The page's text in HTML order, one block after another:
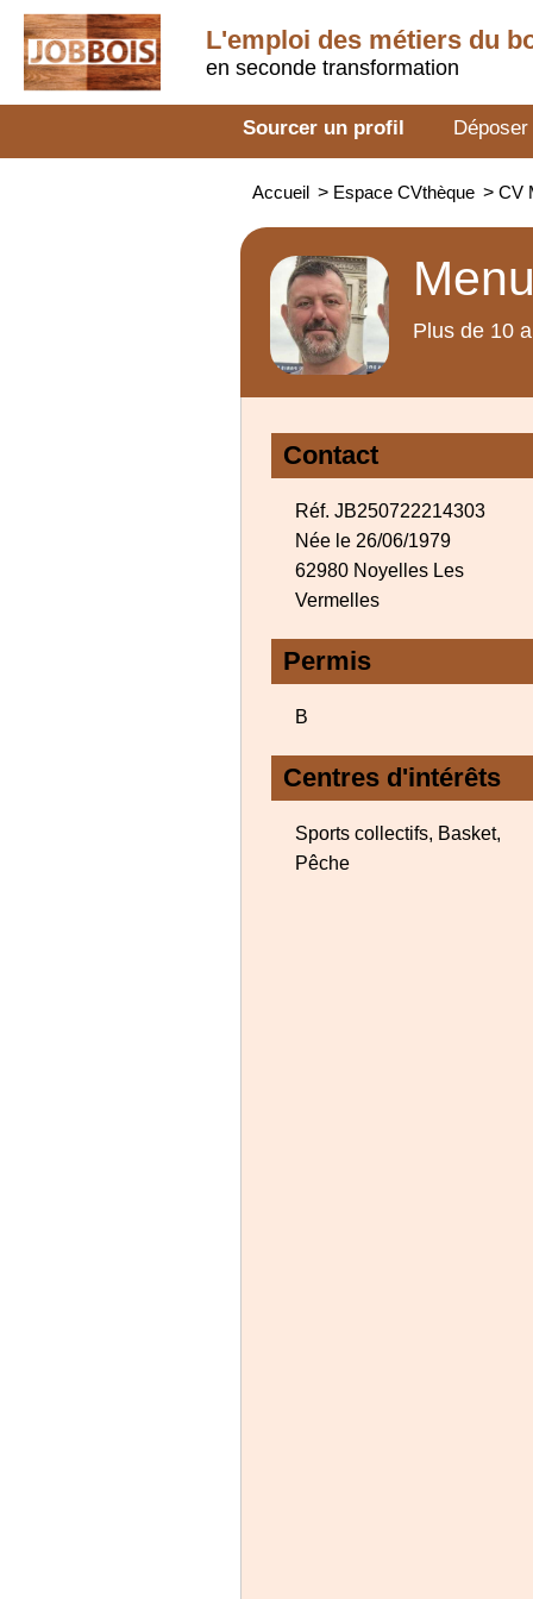
L'emploi des métiers du
en seconde transformation
Sourcer un profil
Accueil > Espace CVthèque > CV
Plus de 10
Contact
Réf. JB250722214303
Née le 26/06/1979
62980 Noyelles Les
Vermelles
Permis
B
Centres d'intérêts
Sports collectifs, Basket,
Pêche